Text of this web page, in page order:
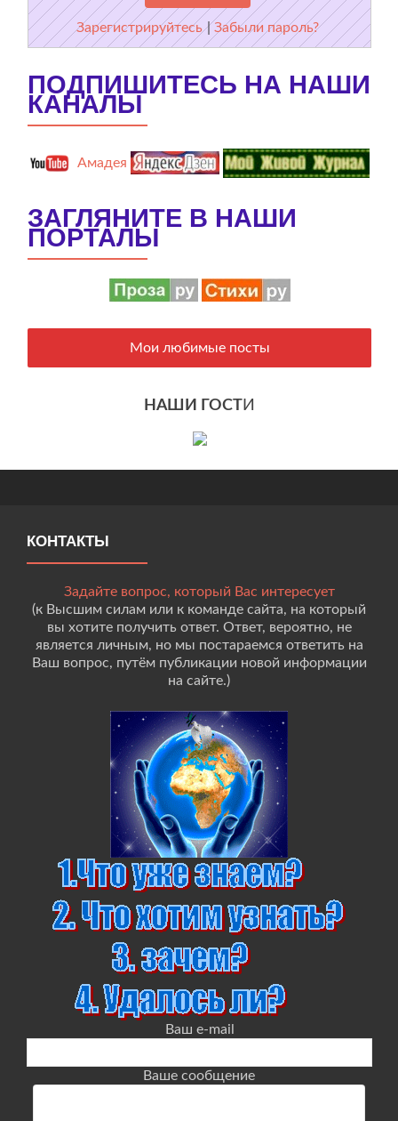
Зарегистрируйтесь |Забыли пароль?
ПОДПИШИТЕСЬ НА НАШИ
КАНАЛЫ
Амадея
ЗАГЛЯНИТЕ В НАШИ
ПОРТАЛЫ
Мои любимые посты
НАШИ ГОСТИ
КОНТАКТЫ
Задайте вопрос, который Вас интересует
(к Высшим силам или к команде сайта, на который
вы хотите получить ответ. Ответ, вероятно, не
является личным, но мы постараемся ответить на
Ваш вопрос, путём публикации новой информации
на сайте.)
Ваш e-mail
Ваше сообщение